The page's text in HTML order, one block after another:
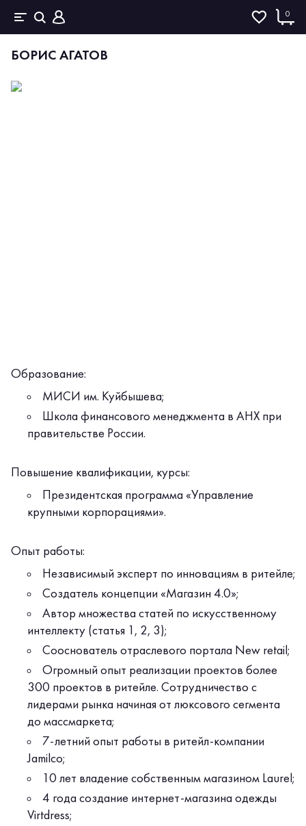
0
БОРИС АГАТОВ
Образование:
МИСИ им. Куйбышева;
Школа финансового менеджмента в АНХ при
правительстве России.
Повышение квалификации, курсы:
Президентская программа «Управление
крупными корпорациями».
Опыт работы:
Независимый эксперт по инновациям в ритейле;
Создатель концепции «Магазин 4.0»;
Автор множества статей по искусственному
интеллекту (статья 1, 2, 3);
Сооснователь отраслевого портала New retail;
Огромный опыт реализации проектов более
300 проектов в ритейле. Сотрудничество с
лидерами рынка начиная от люксового сегмента
до массмаркета;
7-летний опыт работы в ритейл-компании
Jamilco;
10 лет владение собственным магазином Laurel;
4 года создание интернет-магазина одежды
Virtdress;